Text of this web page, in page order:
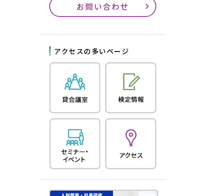
お問い合わせ
アクセスの多いページ